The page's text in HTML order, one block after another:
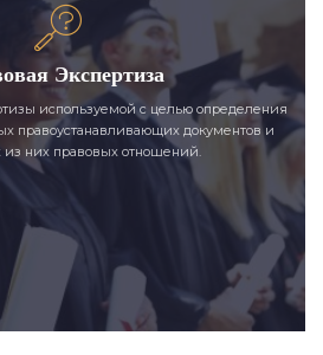
Экспертиза
используемой с целью определения
правоустанавливающих документов и
них правовых отношений.